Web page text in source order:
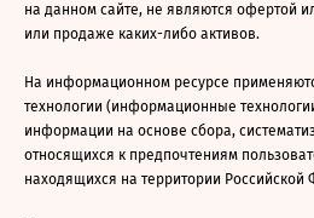
на данном сайте, не являются офертой
или продаже каких-либо активов.
На информационном ресурсе
технологии (информационные
информации на основе сбора,
относящихся к предпочтениям
находящихся на территории Российской